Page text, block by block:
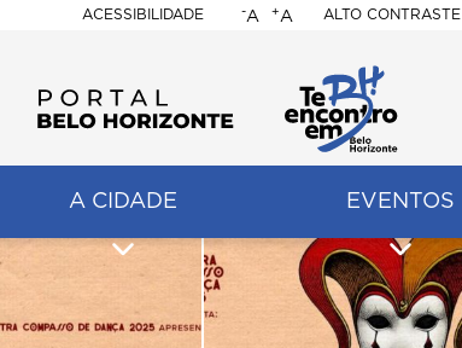
ACESSIBILIDADE
BELO
HORIZONTE
-A +A ALTO CONTRASTE
A CIDADE EVENTOS